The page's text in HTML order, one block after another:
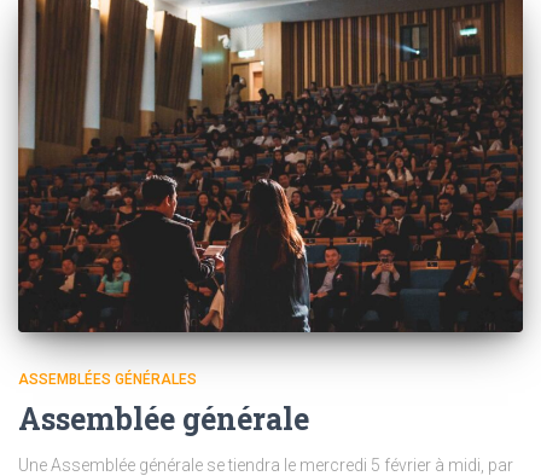
ASSEMBLÉES GÉNÉRALES
Assemblée générale
Une Assemblée générale se tiendra le mercredi 5 février à midi, par